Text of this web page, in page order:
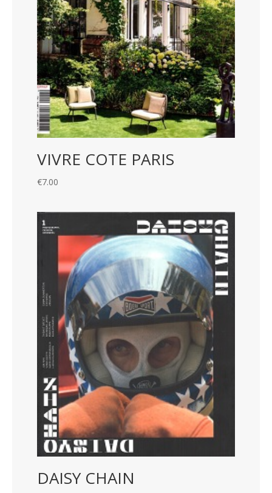
VIVRE COTE PARIS
€7.00
DAISY CHAIN